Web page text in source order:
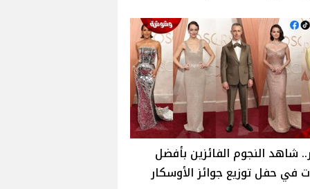
شاهد النجوم الفائزين بأفضل
في حفل توزيع جوائز الأوسكار